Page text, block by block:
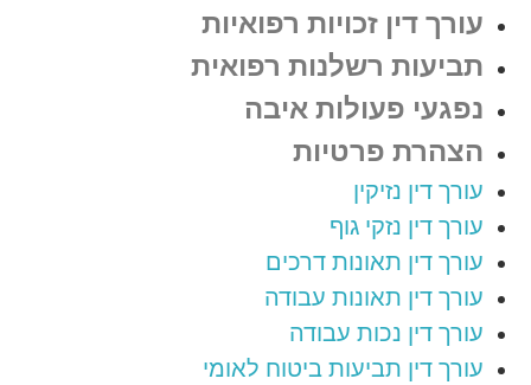
עורך דין זכויות רפואיות
תביעות רשלנות רפואית
נפגעי פעולות איבה
הצהרת פרטיות
עורך דין נזיקין
עורך דין נזקי גוף
עורך דין תאונות דרכים
עורך דין תאונות עבודה
עורך דין נכות עבודה
עורך דין תביעות ביטוח לאומי